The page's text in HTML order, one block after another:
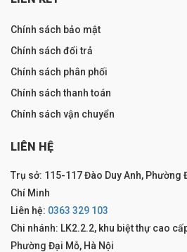
Chính sách bảo mật
Chính sách đổi trả
Chính sách phân phối
Chính sách thanh toán
Chính sách vận chuyển
LIÊN HỆ
Trụ sở: 115-117 Đào Duy Anh, Phường
Chí Minh
Liên hệ: 0363 329 103
Chi nhánh: LK2.2.2, khu biệt thự cao
Phường Đại Mỗ, Hà Nội